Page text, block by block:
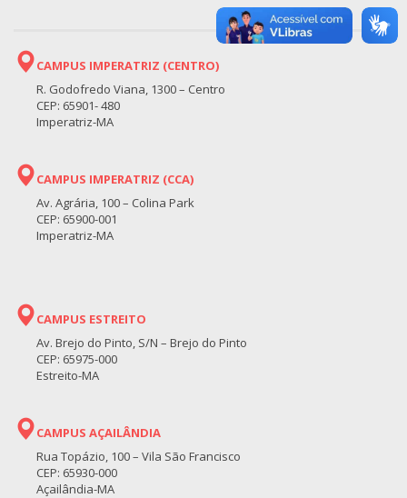
CAMPUS IMPERATRIZ (CENTRO)
R. Godofredo Viana, 1300 – Centro
CEP: 65901- 480
Imperatriz-MA
CAMPUS IMPERATRIZ (CCA)
Av. Agrária, 100 – Colina Park
CEP: 65900-001
Imperatriz-MA
CAMPUS ESTREITO
Av. Brejo do Pinto, S/N – Brejo do Pinto
CEP: 65975-000
Estreito-MA
CAMPUS AÇAILÂNDIA
Rua Topázio, 100 – Vila São Francisco
CEP: 65930-000
Açailândia-MA